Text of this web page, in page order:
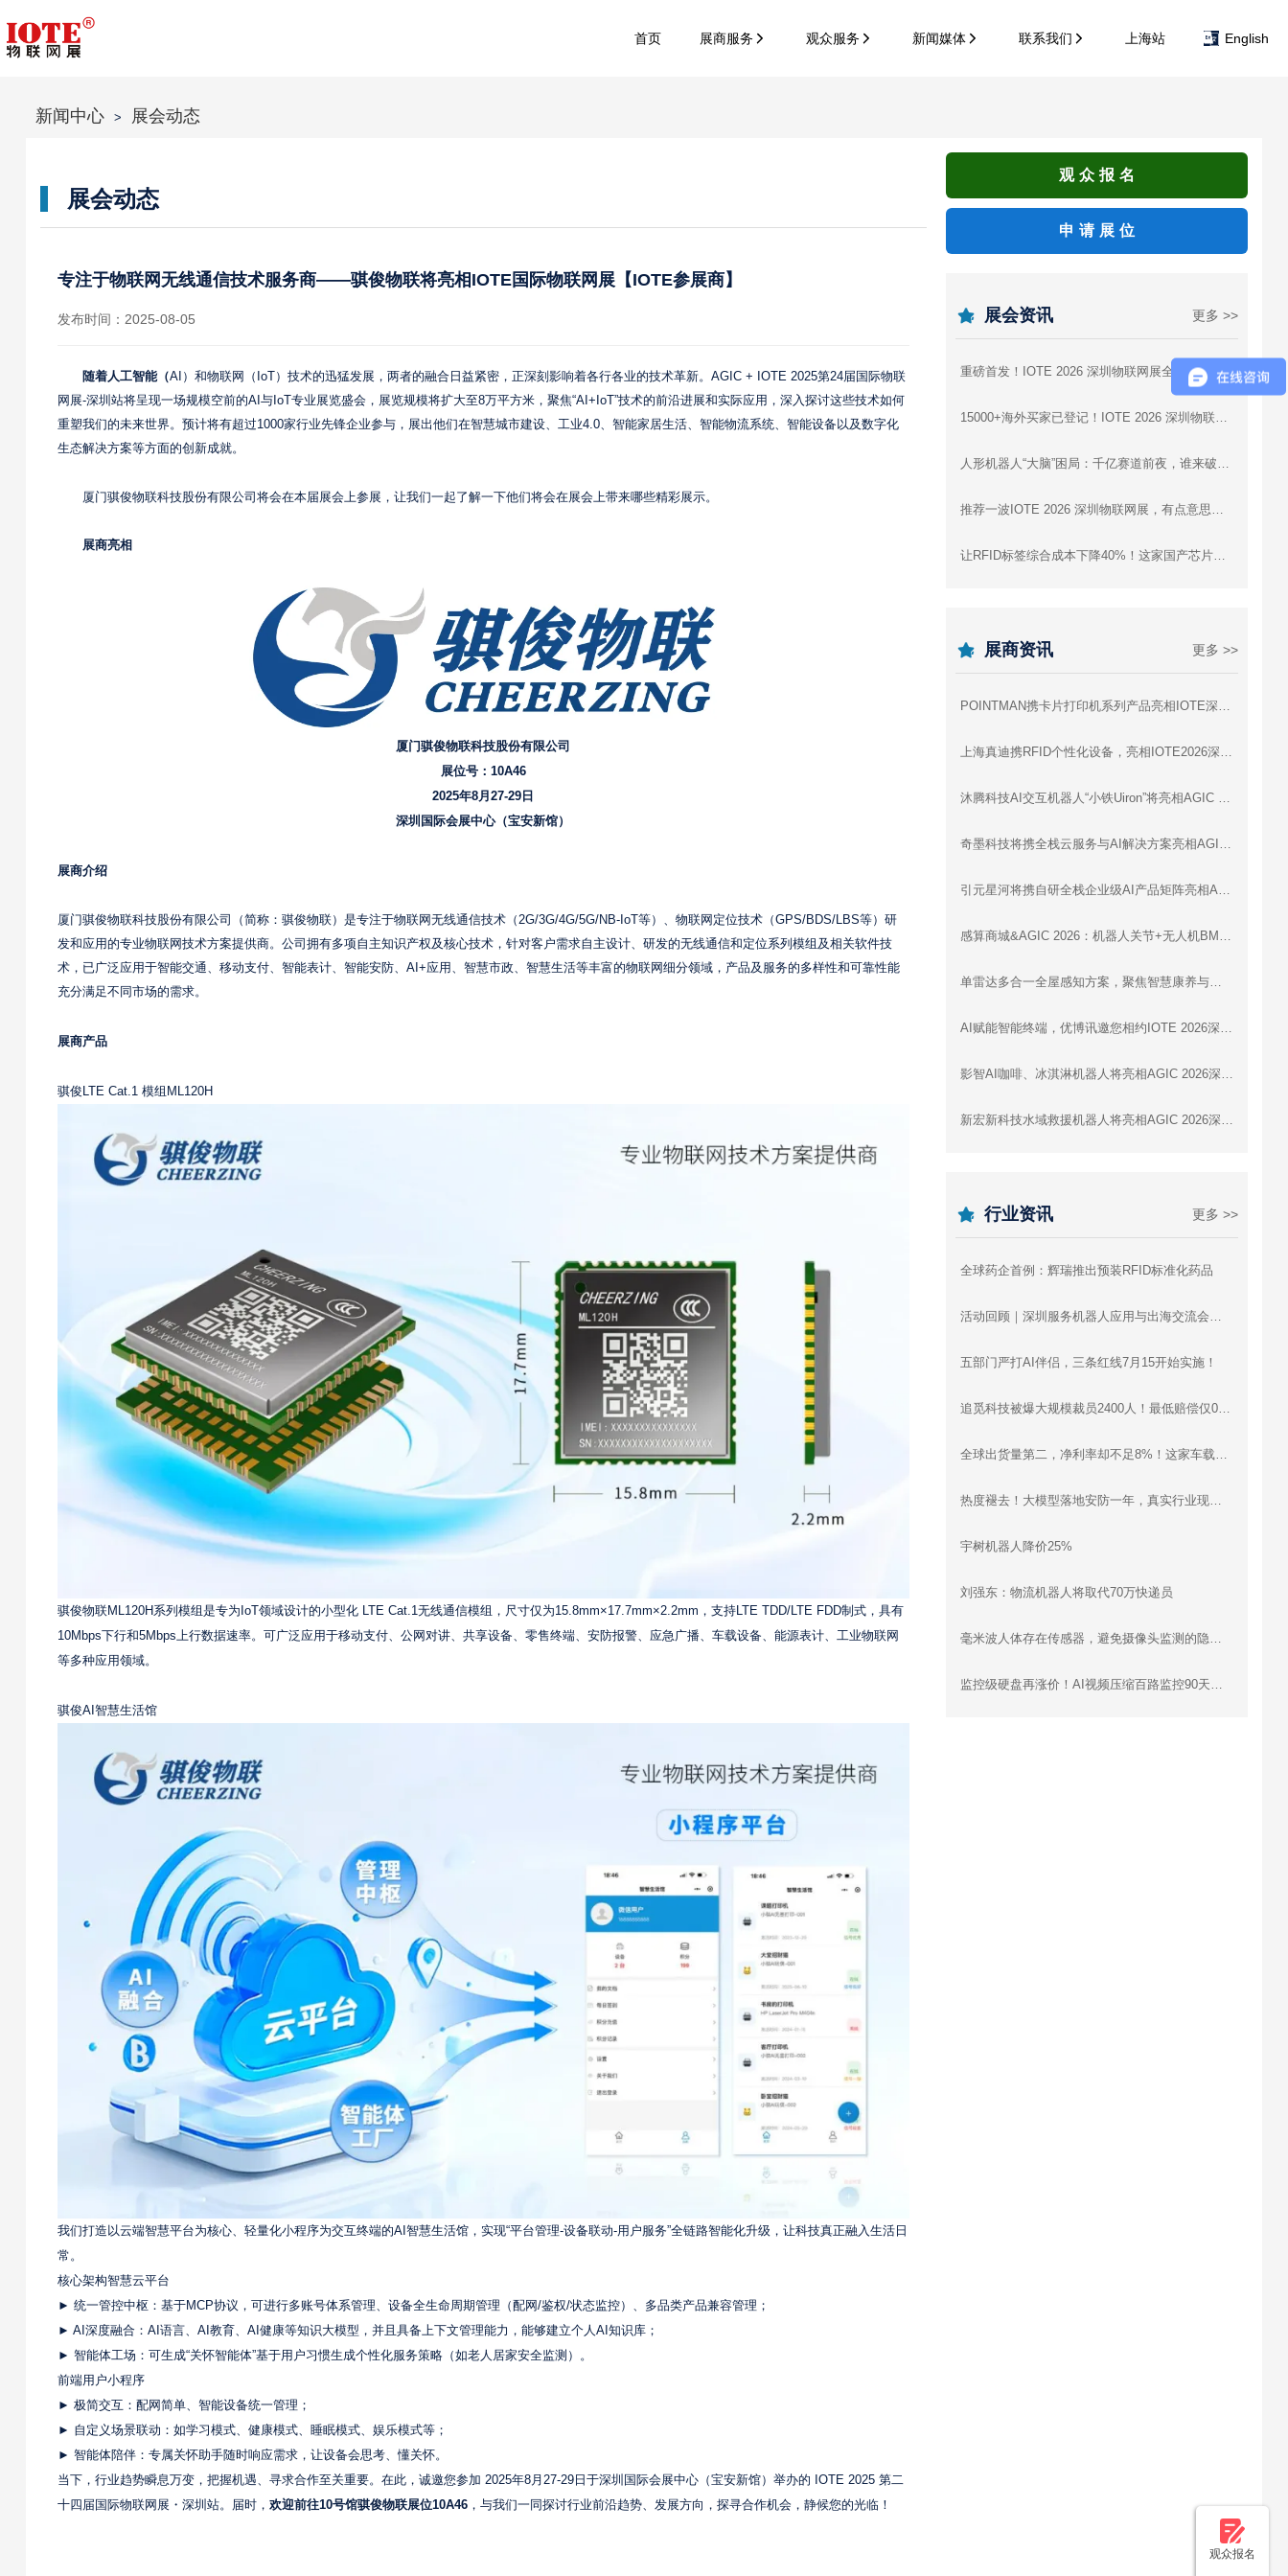
首页 展商服务 观众服务 新闻媒体 联系我们 上海站 English
新闻中心 > 展会动态
展会动态
专注于物联网无线通信技术服务商——骐俊物联将亮相IOTE国际物联网展【IOTE参展商】
发布时间：2025-08-05
随着人工智能（AI）和物联网（IoT）技术的迅猛发展，两者的融合日益紧密，正深刻影响着各行各业的技术革新。AGIC + IOTE 2025第24届国际物联
网展-深圳站将呈现一场规模空前的AI与IoT专业展览盛会，展览规模将扩大至8万平方米，聚焦“AI+IoT”技术的前沿进展和实际应用，深入探讨这些技术如何
重塑我们的未来世界。预计将有超过1000家行业先锋企业参与，展出他们在智慧城市建设、工业4.0、智能家居生活、智能物流系统、智能设备以及数字化
生态解决方案等方面的创新成就。
厦门骐俊物联科技股份有限公司将会在本届展会上参展，让我们一起了解一下他们将会在展会上带来哪些精彩展示。
展商亮相
厦门骐俊物联科技股份有限公司
展位号：10A46
2025年8月27-29日
深圳国际会展中心（宝安新馆）
展商介绍
厦门骐俊物联科技股份有限公司（简称：骐俊物联）是专注于物联网无线通信技术（2G/3G/4G/5G/NB-IoT等）、物联网定位技术（GPS/BDS/LBS等）研
发和应用的专业物联网技术方案提供商。公司拥有多项自主知识产权及核心技术，针对客户需求自主设计、研发的无线通信和定位系列模组及相关软件技
术，已广泛应用于智能交通、移动支付、智能表计、智能安防、AI+应用、智慧市政、智慧生活等丰富的物联网细分领域，产品及服务的多样性和可靠性能
充分满足不同市场的需求。
展商产品
骐俊LTE Cat.1 模组ML120H
骐俊物联ML120H系列模组是专为IoT领域设计的小型化 LTE Cat.1无线通信模组，尺寸仅为15.8mm×17.7mm×2.2mm，支持LTE TDD/LTE FDD制式，具有
10Mbps下行和5Mbps上行数据速率。可广泛应用于移动支付、公网对讲、共享设备、零售终端、安防报警、应急广播、车载设备、能源表计、工业物联网
等多种应用领域。
骐俊AI智慧生活馆
我们打造以云端智慧平台为核心、轻量化小程序为交互终端的AI智慧生活馆，实现“平台管理-设备联动-用户服务”全链路智能化升级，让科技真正融入生活日
常。
核心架构智慧云平台
► 统一管控中枢：基于MCP协议，可进行多账号体系管理、设备全生命周期管理（配网/鉴权/状态监控）、多品类产品兼容管理；
► AI深度融合：AI语言、AI教育、AI健康等知识大模型，并且具备上下文管理能力，能够建立个人AI知识库；
► 智能体工场：可生成“关怀智能体”基于用户习惯生成个性化服务策略（如老人居家安全监测）。
前端用户小程序
► 极简交互：配网简单、智能设备统一管理；
► 自定义场景联动：如学习模式、健康模式、睡眠模式、娱乐模式等；
► 智能体陪伴：专属关怀助手随时响应需求，让设备会思考、懂关怀。
当下，行业趋势瞬息万变，把握机遇、寻求合作至关重要。在此，诚邀您参加 2025年8月27-29日于深圳国际会展中心（宝安新馆）举办的 IOTE 2025 第二
十四届国际物联网展・深圳站。届时，欢迎前往10号馆骐俊物联展位10A46 ，与我们一同探讨行业前沿趋势、发展方向，探寻合作机会，静候您的光临！
观众报名
申请展位
展会资讯 更多 >>
重磅首发！IOTE 2026 深圳物联网展全产业链参展商图谱，逛展找厂商一站式攻略
15000+海外买家已登记！IOTE 2026 深圳物联网展，AI硬件出海为什么非来不可？
人形机器人“大脑”困局：千亿赛道前夜，谁来破局？
推荐一波IOTE 2026 深圳物联网展，有点意思的高精尖+趣味黑科技展品！
让RFID标签综合成本下降40%！这家国产芯片公司是怎么做到的
展商资讯 更多 >>
POINTMAN携卡片打印机系列产品亮相IOTE深圳物联网展，与您相约8月展会9号馆9D91交流
上海真迪携RFID个性化设备，亮相IOTE2026深圳物联网展 - 与您相约8月展会9号馆9D64交流
沐腾科技AI交互机器人“小铁Uiron”将亮相AGIC 2026深圳通用人工智能展
奇墨科技将携全栈云服务与AI解决方案亮相AGIC 2026深圳通用人工智能展
引元星河将携自研全栈企业级AI产品矩阵亮相AGIC 2026深圳通用人工智能展
感算商城&AGIC 2026：机器人关节+无人机BMS+灵巧手，一站式驱动智能未来
单雷达多合一全屋感知方案，聚焦智慧康养与全屋智能 | 云帆瑞达即将亮相IOTE 2026深圳展
AI赋能智能终端，优博讯邀您相约IOTE 2026深圳国际物联网展
影智AI咖啡、冰淇淋机器人将亮相AGIC 2026深圳通用人工智能展，展示数字劳动力新形态
新宏新科技水域救援机器人将亮相AGIC 2026深圳通用人工智能展
行业资讯 更多 >>
全球药企首例：辉瑞推出预装RFID标准化药品
活动回顾｜深圳服务机器人应用与出海交流会圆满落幕：梯控、清洁、配送、烹饪、工业机器人同台分享，合规、渠道、场景干货全覆盖
五部门严打AI伴侣，三条红线7月15开始实施！
追觅科技被爆大规模裁员2400人！最低赔偿仅0.5月工资
全球出货量第二，净利率却不足8%！这家车载智慧影像设备企业递表港交所
热度褪去！大模型落地安防一年，真实行业现状远超想象
宇树机器人降价25%
刘强东：物流机器人将取代70万快递员
毫米波人体存在传感器，避免摄像头监测的隐私问题
监控级硬盘再涨价！AI视频压缩百路监控90天存储立省30万
观众报名